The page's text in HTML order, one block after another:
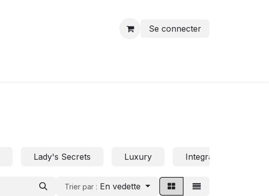
Se connecter
Lady's Secrets Luxury Integral Beauty
Trier par : En vedette